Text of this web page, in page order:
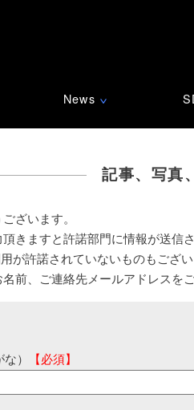
News ∨
記事、写真
ざいます。
きますと許諾部門に情報が送信
が許諾されていないものもござ
前、ご連絡先メールアドレスを
） 【必須】